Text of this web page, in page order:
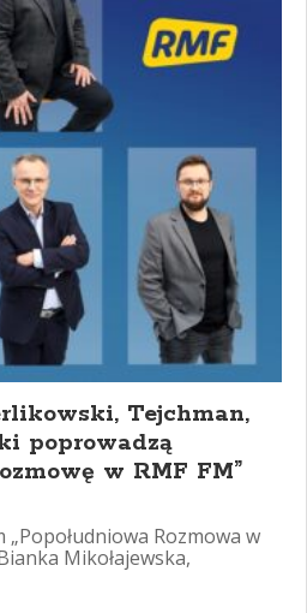
Tejchman,
poprowadzą
w RMF FM”
Rozmowa w
Mikołajewska,